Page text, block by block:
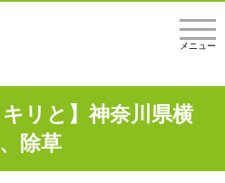
メニュー
キリと】神奈川県横
除草